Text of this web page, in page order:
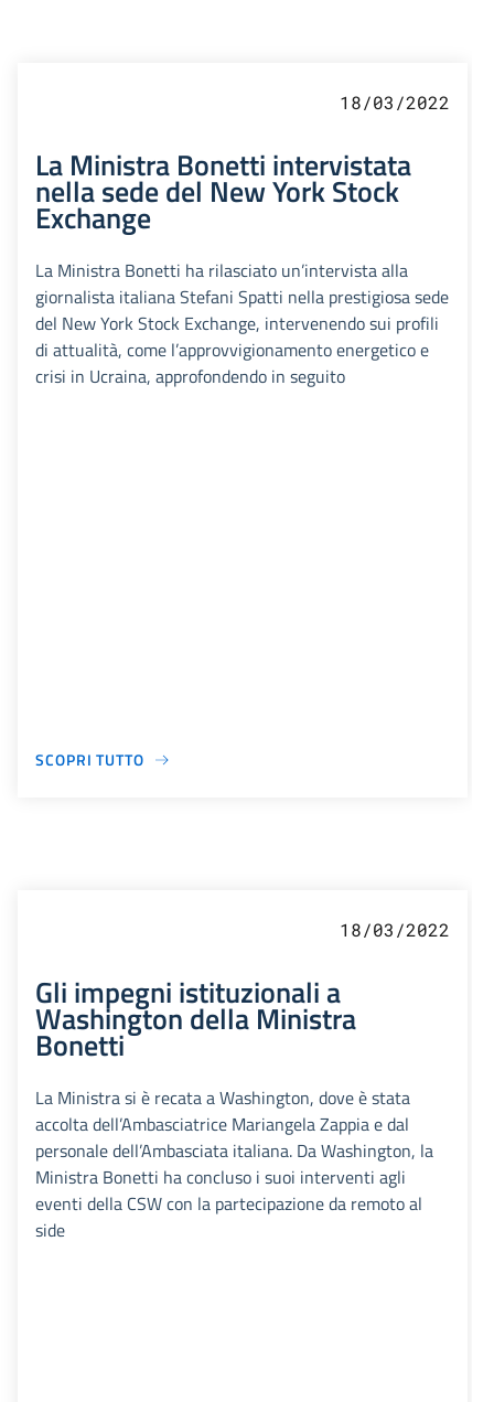
18/03/2022
La Ministra Bonetti intervistata
nella sede del New York Stock
Exchange
La Ministra Bonetti ha rilasciato un’intervista alla
giornalista italiana Stefani Spatti nella prestigiosa sede
del New York Stock Exchange, intervenendo sui profili
di attualità, come l’approvvigionamento energetico e
crisi in Ucraina, approfondendo in seguito
SCOPRI TUTTO
18/03/2022
Gli impegni istituzionali a
Washington della Ministra
Bonetti
La Ministra si è recata a Washington, dove è stata
accolta dell’Ambasciatrice Mariangela Zappia e dal
personale dell’Ambasciata italiana. Da Washington, la
Ministra Bonetti ha concluso i suoi interventi agli
eventi della CSW con la partecipazione da remoto al
side